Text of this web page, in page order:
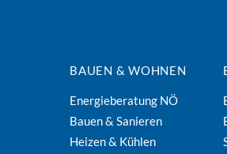
BAUEN & WOHNEN
Energieberatung NÖ
Bauen & Sanieren
Heizen & Kühlen